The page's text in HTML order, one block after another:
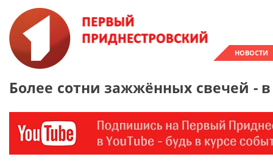
НОВОСТИ
Более сотни зажжённых свечей -